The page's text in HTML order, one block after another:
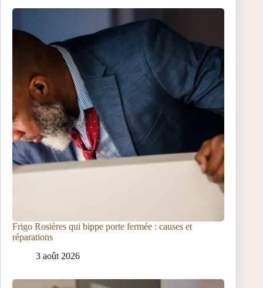
Frigo Rosières qui bippe porte fermée : causes et
réparations
3 août 2026